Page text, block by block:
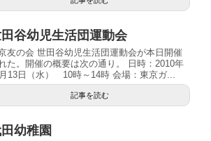
谷幼児生活団運動会
友の会 世田谷幼児生活団運動会が本日開催
た。開催の概要は次の通り。 日時：2010年
13日（水） 10時～14時 会場：東京ガ...
記事を読む
幼稚園